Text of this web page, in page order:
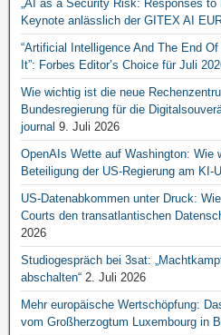
„AI as a Security Risk: Responses to
Keynote anlässlich der GITEX AI
“Artificial Intelligence And The End
It”: Forbes Editor’s Choice für Juli
Wie wichtig ist die neue
Bundesregierung für die
journal 9. Juli 2026
OpenAIs Wette auf Washington: Wie
Beteiligung der US-Regierung am KI-
US-Datenabkommen unter Druck:
Courts den transatlantischen
2026
Studiogespräch bei 3sat:
abschalten“ 2. Juli 2026
Mehr europäische Wertschöpfung:
vom Großherzogtum Luxembourg in